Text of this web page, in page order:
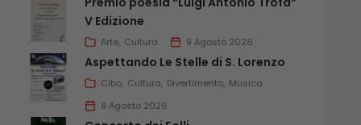
V Edizione
Arte Cultura 9 Agosto 2026
Aspettando Le Stelle di S. Lorenzo
Cibo Cultura Divertimento Musica
8 Agosto 2026